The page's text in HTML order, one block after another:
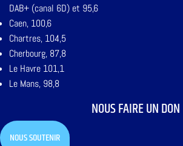
DAB+ (canal 6D) et 95,6
Caen, 100,6
Chartres, 104,5
Cherbourg, 87,8
Le Havre 101,1
Le Mans, 98,8
NOUS FAIRE UN DON
NOUS SOUTENIR